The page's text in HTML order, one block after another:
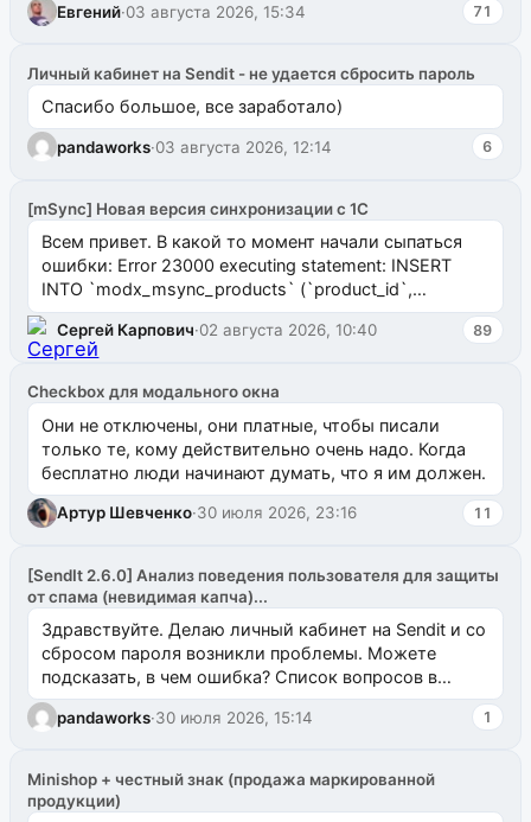
Евгений·03 августа 2026, 15:34 71
Личный кабинет на Sendit - не удается сбросить пароль
Спасибо большое, все заработало)
pandaworks·03 августа 2026, 12:14 6
[mSync] Новая версия синхронизации с 1С
Всем привет. В какой то момент начали сыпаться
ошибки: Error 23000 executing statement: INSERT
INTO `modx_msync_products` (`product_id`,
`uuid_1c`) VALUES ...
Сергей Карпович·02 августа 2026, 10:40 89
Checkbox для модального окна
Они не отключены, они платные, чтобы писали
только те, кому действительно очень надо. Когда
бесплатно люди начинают думать, что я им должен.
Артур Шевченко·30 июля 2026, 23:16 11
[SendIt 2.6.0] Анализ поведения пользователя для защиты
от спама (невидимая капча)...
Здравствуйте. Делаю личный кабинет на Sendit и со
сбросом пароля возникли проблемы. Можете
подсказать, в чем ошибка? Список вопросов в
одноименном разделе на modx.pro пока пуст, и,...
pandaworks·30 июля 2026, 15:14 1
Minishop + честный знак (продажа маркированной
продукции)